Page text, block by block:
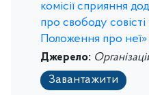
комісії сприяння
про свободу совісті
Положення про неї»
Джерело:
Завантажити